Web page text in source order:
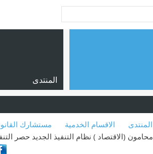
المنتدى
المنتدى الاقسام الخدمية
مستشارك
محامون (الاقتصاد ) نظام التنفيذ الجديد حصر